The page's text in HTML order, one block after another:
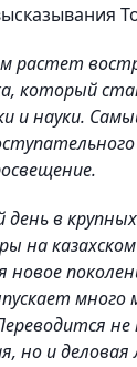
растет
который
и науки.
день в
на
новое
много
но и